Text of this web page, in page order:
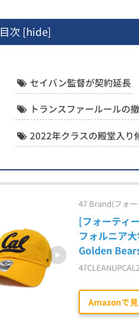
目次 [hide]
セイバン監督が契約延長
トランスファールールの
2022年クラスの殿堂入り
47 Brand(フォ
[フォーティ
フォルニア
Golden
Amazonで